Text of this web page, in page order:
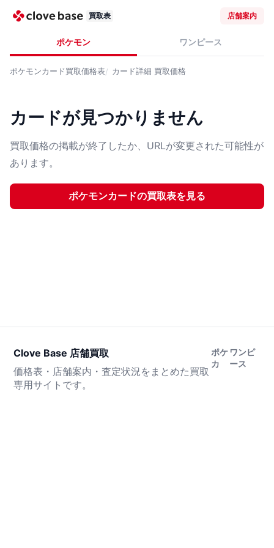
買取表 店舗案内
ポケモン ワンピース
ポケモンカード買取価格表 カード詳細 買取価格
カードが見つかりません
買取価格の掲載が終了したか、URLが変更された可能性が
あります。
ポケモンカードの買取表を見る
Clove Base 店舗買取
価格表・店舗案内・査定状況をまとめた買取
専用サイトです。
ポケ
カ
ワンピ
ース